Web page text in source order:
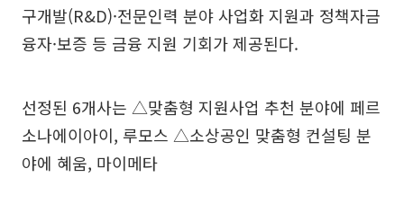
구개발(R&D)·전문인력 분야 사업화 지원과 정책자금
융자·보증 등 금융 지원 기회가 제공된다.
선정된 6개사는 △맞춤형 지원사업 추천 분야에 페르
소나에이아이, 루모스 △소상공인 맞춤형 컨설팅 분
야에 혜움, 마이메타